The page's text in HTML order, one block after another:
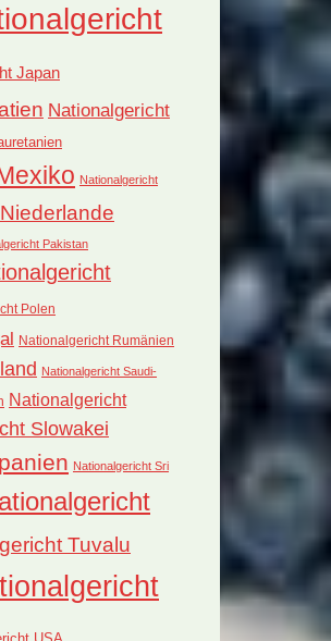
Japan
Nationalgericht
Nationalgericht
Pakistan
Polen
Nationalgericht Rumänien
Nationalgericht Saudi-
Nationalgericht
Slowakei
Nationalgericht Sri
Tuvalu